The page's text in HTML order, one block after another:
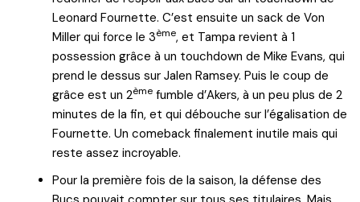
Leonard Fournette. C’est ensuite un sack de Von
Miller qui force le 3ème, et Tampa revient à 1
possession grâce à un touchdown de Mike Evans, qui
prend le dessus sur Jalen Ramsey. Puis le coup de
grâce est un 2ème fumble d’Akers, à un peu plus de 2
minutes de la fin, et qui débouche sur l’égalisation de
Fournette. Un comeback finalement inutile mais qui
reste assez incroyable.
Pour la première fois de la saison, la défense des